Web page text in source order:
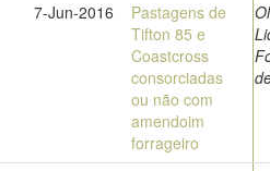
7-Jun-2016
Pastagens de
Tifton 85 e
Coastcross
consorciadas
ou não com
amendoim
forrageiro